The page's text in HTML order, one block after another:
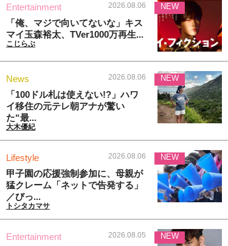
Entertainment 2026.08.06
「俺、マジで向いてないな」キス
マイ玉森裕太、TVer1000万再生...
こじらぶ
NEW
News 2026.08.06
「100ドル札は使えない!?」ハワ
イ移住の元テレ朝アナが驚い
た“最...
大木優紀
NEW
Lifestyle 2026.08.06
甲子園の応援強制参加に、母親が
猛クレーム「ネットで告発する」
／びっ...
トシタカマサ
NEW
Entertainment 2026.08.05 NEW